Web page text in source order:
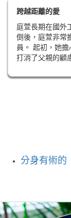
跨越距離的愛
庭萱長期在國外
倒後，庭萱非常
員。 起初，她
打消了父親的顧
分身有術的